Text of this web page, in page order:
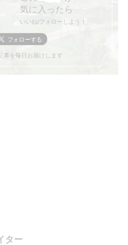
気に入ったら
いいね/フォローしよう！
事を毎日お届けします
ター